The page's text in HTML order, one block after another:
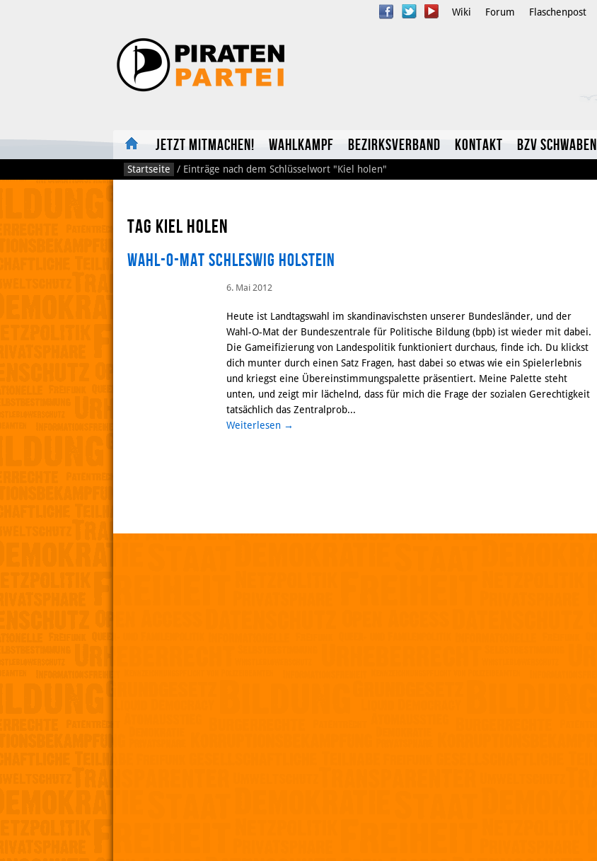
Wiki Forum Flaschenpost
Jetzt mitmachen! Wahlkampf Bezirksverband Kontakt BzV Schwaben
Startseite / Einträge nach dem Schlüsselwort "Kiel holen"
Tag Kiel holen
Wahl-O-Mat Schleswig Holstein
6. Mai 2012
Heute ist Landtagswahl im skandinavischsten unserer Bundesländer, und der
Wahl-O-Mat der Bundeszentrale für Politische Bildung (bpb) ist wieder mit dabei.
Die Gameifizierung von Landespolitik funktioniert durchaus, finde ich. Du klickst
dich munter durch einen Satz Fragen, hast dabei so etwas wie ein Spielerlebnis
und kriegst eine Übereinstimmungspalette präsentiert. Meine Palette steht
unten, und zeigt mir lächelnd, dass für mich die Frage der sozialen Gerechtigkeit
tatsächlich das Zentralprob...
Weiterlesen →